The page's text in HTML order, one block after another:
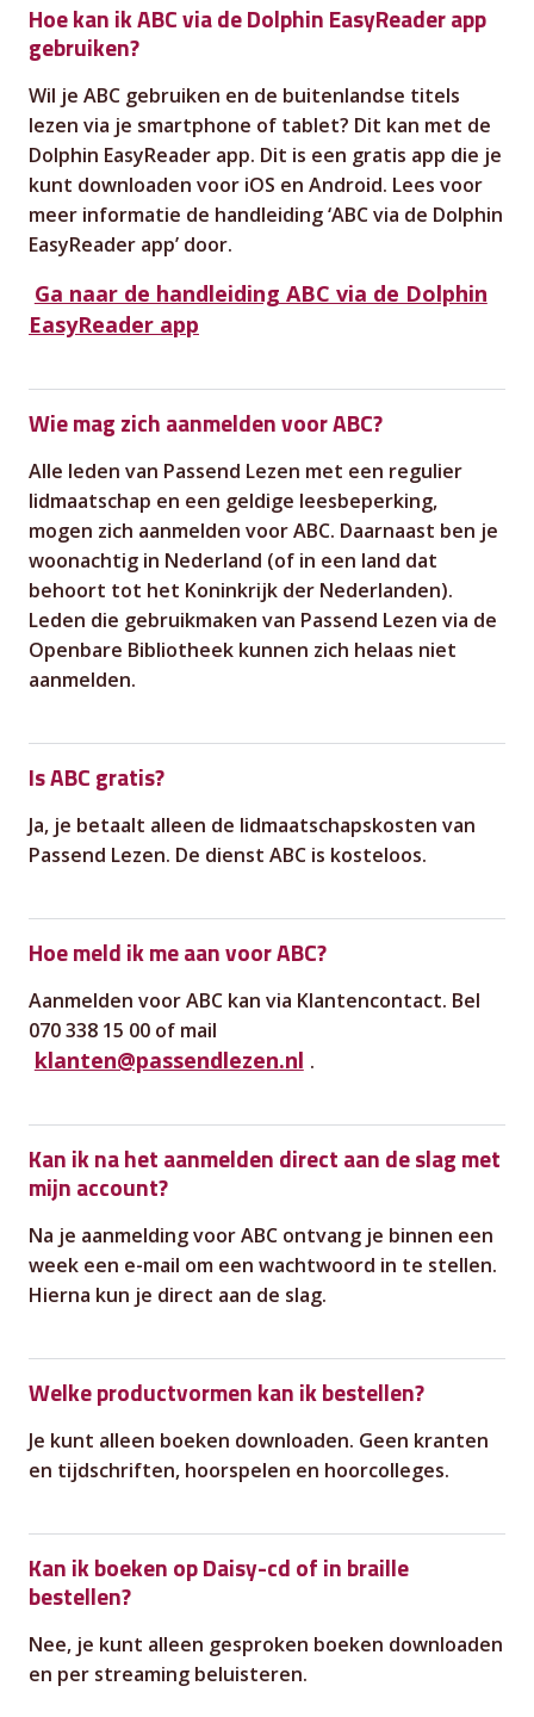
Hoe kan ik ABC via de Dolphin EasyReader app
gebruiken?
Wil je ABC gebruiken en de buitenlandse titels
lezen via je smartphone of tablet? Dit kan met de
Dolphin EasyReader app. Dit is een gratis app die je
kunt downloaden voor iOS en Android. Lees voor
meer informatie de handleiding ‘ABC via de Dolphin
EasyReader app’ door.
Ga naar de handleiding ABC via de Dolphin
EasyReader app
Wie mag zich aanmelden voor ABC?
Alle leden van Passend Lezen met een regulier
lidmaatschap en een geldige leesbeperking,
mogen zich aanmelden voor ABC. Daarnaast ben je
woonachtig in Nederland (of in een land dat
behoort tot het Koninkrijk der Nederlanden).
Leden die gebruikmaken van Passend Lezen via de
Openbare Bibliotheek kunnen zich helaas niet
aanmelden.
Is ABC gratis?
Ja, je betaalt alleen de lidmaatschapskosten van
Passend Lezen. De dienst ABC is kosteloos.
Hoe meld ik me aan voor ABC?
Aanmelden voor ABC kan via Klantencontact. Bel
070 338 15 00 of mail
klanten@passendlezen.nl .
Kan ik na het aanmelden direct aan de slag met
mijn account?
Na je aanmelding voor ABC ontvang je binnen een
week een e-mail om een wachtwoord in te stellen.
Hierna kun je direct aan de slag.
Welke productvormen kan ik bestellen?
Je kunt alleen boeken downloaden. Geen kranten
en tijdschriften, hoorspelen en hoorcolleges.
Kan ik boeken op Daisy-cd of in braille
bestellen?
Nee, je kunt alleen gesproken boeken downloaden
en per streaming beluisteren.